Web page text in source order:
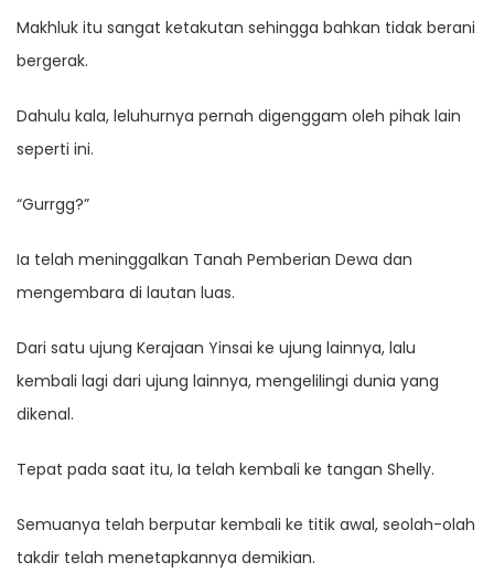
Makhluk itu sangat ketakutan sehingga bahkan tidak berani
bergerak.
Dahulu kala, leluhurnya pernah digenggam oleh pihak lain
seperti ini.
“Gurrgg?”
Ia telah meninggalkan Tanah Pemberian Dewa dan
mengembara di lautan luas.
Dari satu ujung Kerajaan Yinsai ke ujung lainnya, lalu
kembali lagi dari ujung lainnya, mengelilingi dunia yang
dikenal.
Tepat pada saat itu, Ia telah kembali ke tangan Shelly.
Semuanya telah berputar kembali ke titik awal, seolah-olah
takdir telah menetapkannya demikian.